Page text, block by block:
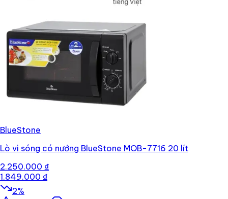
BlueStone
Lò vi sóng có nướng BlueStone MOB-7716 20 lít
2.250.000 ₫
1.849.000 ₫
2%